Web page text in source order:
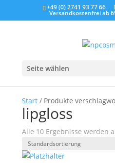
+49 (0) 2741 93 77 66
Versandkostenfrei ab
Seite wählen
Start/ Produkte
lipgloss
Alle 10 Ergebnisse werden